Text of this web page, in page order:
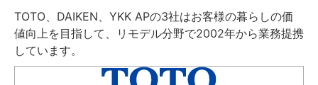
TOTO、DAIKEN、YKK APの3社はお客様の暮らしの価
値向上を目指して、リモデル分野で2002年から業務提携
しています。